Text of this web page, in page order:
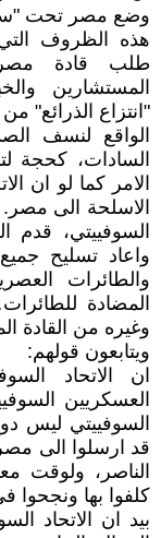
وضع مصر تحت
هذه الظروف
طلب قادة
المستشارين
"انتزاع الذرائع"
الواقع لنسف
السادات، كحجة
الامر كما لو ان
الاسلحة الى مصر.
السوفييتي،
واعاد تسليح جميع
والطائرات
المضادة
وغيره من القادة
ويتابعون قولهم:
ان الاتحاد
العسكريين
السوفييتي ليس
قد ارسلوا الى
الناصر، ولوقت
كلفوا بها ونجحوا
بيد ان الاتحاد